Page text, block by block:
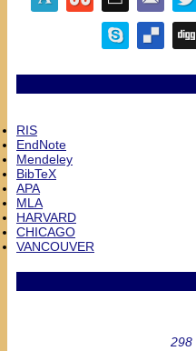
RIS
EndNote
Mendeley
BibTeX
APA
MLA
HARVARD
CHICAGO
VANCOUVER
298